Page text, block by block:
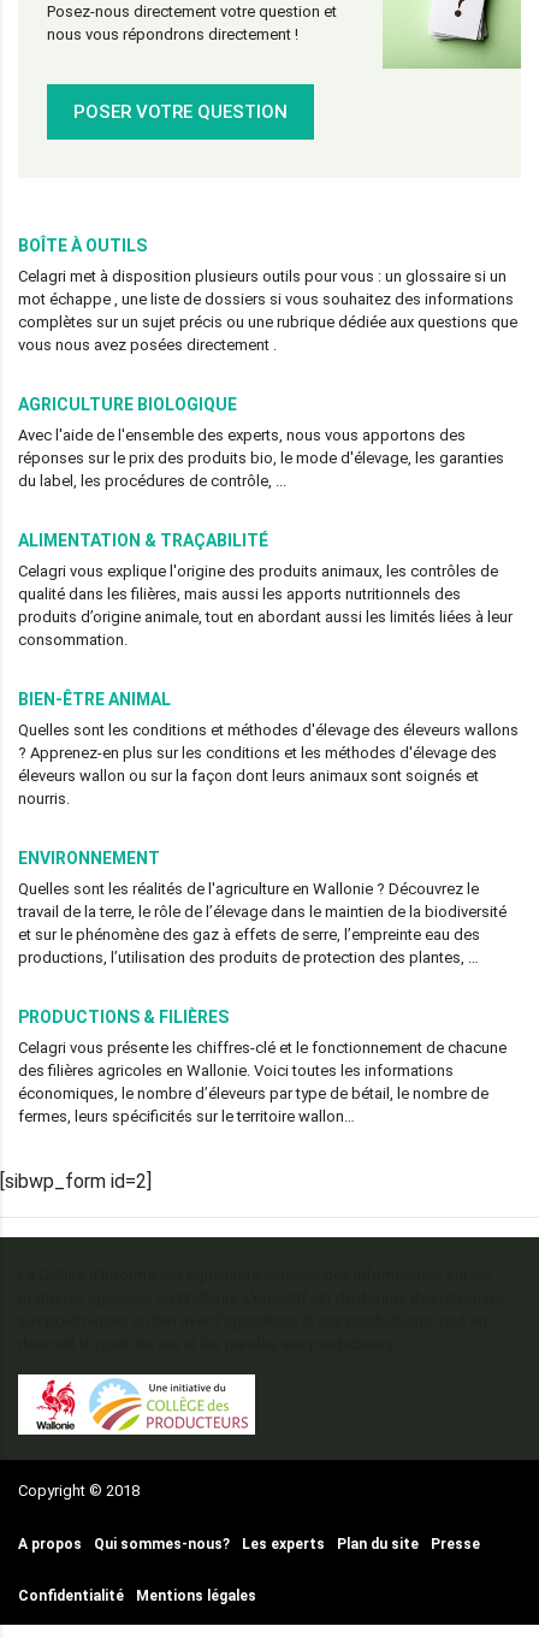
Posez-nous directement votre question et
nous vous répondrons directement !
POSER VOTRE QUESTION
BOÎTE À OUTILS
Celagri met à disposition plusieurs outils pour vous : un glossaire si un
mot échappe , une liste de dossiers si vous souhaitez des informations
complètes sur un sujet précis ou une rubrique dédiée aux questions que
vous nous avez posées directement .
AGRICULTURE BIOLOGIQUE
Avec l'aide de l'ensemble des experts, nous vous apportons des
réponses sur le prix des produits bio, le mode d'élevage, les garanties
du label, les procédures de contrôle, ...
ALIMENTATION & TRAÇABILITÉ
Celagri vous explique l'origine des produits animaux, les contrôles de
qualité dans les filières, mais aussi les apports nutritionnels des
produits d’origine animale, tout en abordant aussi les limités liées à leur
consommation.
BIEN-ÊTRE ANIMAL
Quelles sont les conditions et méthodes d'élevage des éleveurs wallons
? Apprenez-en plus sur les conditions et les méthodes d'élevage des
éleveurs wallon ou sur la façon dont leurs animaux sont soignés et
nourris.
ENVIRONNEMENT
Quelles sont les réalités de l'agriculture en Wallonie ? Découvrez le
travail de la terre, le rôle de l’élevage dans le maintien de la biodiversité
et sur le phénomène des gaz à effets de serre, l’empreinte eau des
productions, l’utilisation des produits de protection des plantes, …
PRODUCTIONS & FILIÈRES
Celagri vous présente les chiffres-clé et le fonctionnement de chacune
des filières agricoles en Wallonie. Voici toutes les informations
économiques, le nombre d’éleveurs par type de bétail, le nombre de
fermes, leurs spécificités sur le territoire wallon…
[sibwp_form id=2]
Copyright © 2018
A propos Qui sommes-nous? Les experts Plan du site Presse
Confidentialité Mentions légales